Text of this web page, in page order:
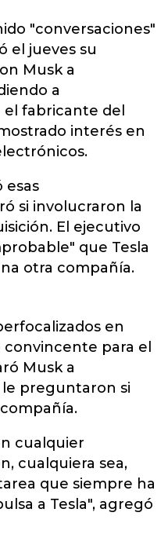
"conversaciones"
el jueves su
Musk a
a
fabricante del
interés en
esas
si involucraron la
El ejecutivo
que Tesla
otra compañía.
en
para el
Musk a
preguntaron si
cualquier
cualquiera sea,
que siempre ha
a Tesla", agregó